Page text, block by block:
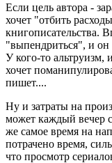
Если цель автора -
хочет "отбить
книгописательства.
"выпендриться", и он
У кого-то альтруизм,
хочет
пишет....
Ну и затраты на
может каждый вечер
же самое время на
потрачено время,
что просмотр